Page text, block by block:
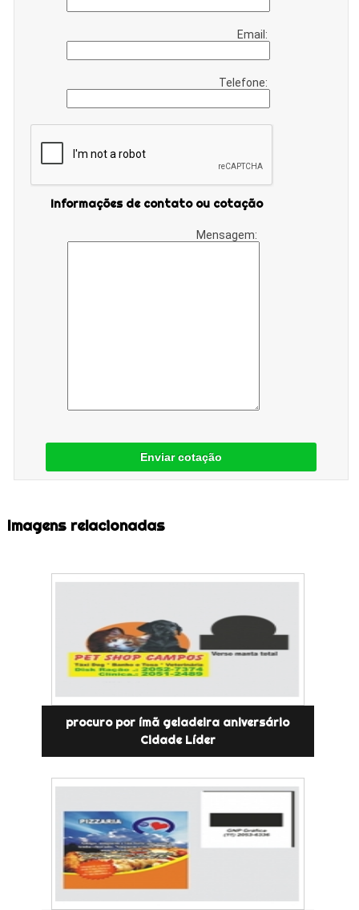
Email:
Telefone:
Informações de contato ou cotação
Mensagem:
Enviar cotação
Imagens relacionadas
procuro por ímã geladeira aniversário
Cidade Líder